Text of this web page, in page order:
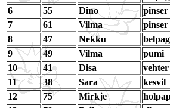
6
55 Dino pinser
7
61 Vilma pinser
8
47 Nekku belpag
9
49 Vilma pumi
10
41 Disa vehter
11
38 Sara kesvil
12
75 Mirkje